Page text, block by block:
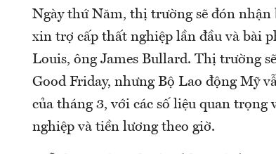
Ngày thứ Năm, thị trường sẽ đón nhận
xin trợ cấp thất nghiệp lần đầu và bài
Louis, ông James Bullard. Thị trường
Good Friday, nhưng Bộ Lao động Mỹ
của tháng 3, với các số liệu quan
nghiệp và tiền lương theo giờ.